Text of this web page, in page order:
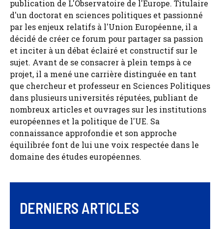
publication de L'Observatoire de l'Europe. Titulaire
d'un doctorat en sciences politiques et passionné
par les enjeux relatifs à l'Union Européenne, il a
décidé de créer ce forum pour partager sa passion
et inciter à un débat éclairé et constructif sur le
sujet. Avant de se consacrer à plein temps à ce
projet, il a mené une carrière distinguée en tant
que chercheur et professeur en Sciences Politiques
dans plusieurs universités réputées, publiant de
nombreux articles et ouvrages sur les institutions
européennes et la politique de l'UE. Sa
connaissance approfondie et son approche
équilibrée font de lui une voix respectée dans le
domaine des études européennes.
DERNIERS ARTICLES